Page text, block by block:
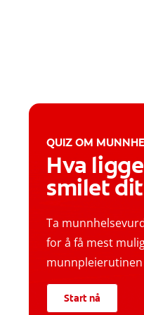
QUIZ OM
Hva
smilet
Ta
for å få mest
Start nå